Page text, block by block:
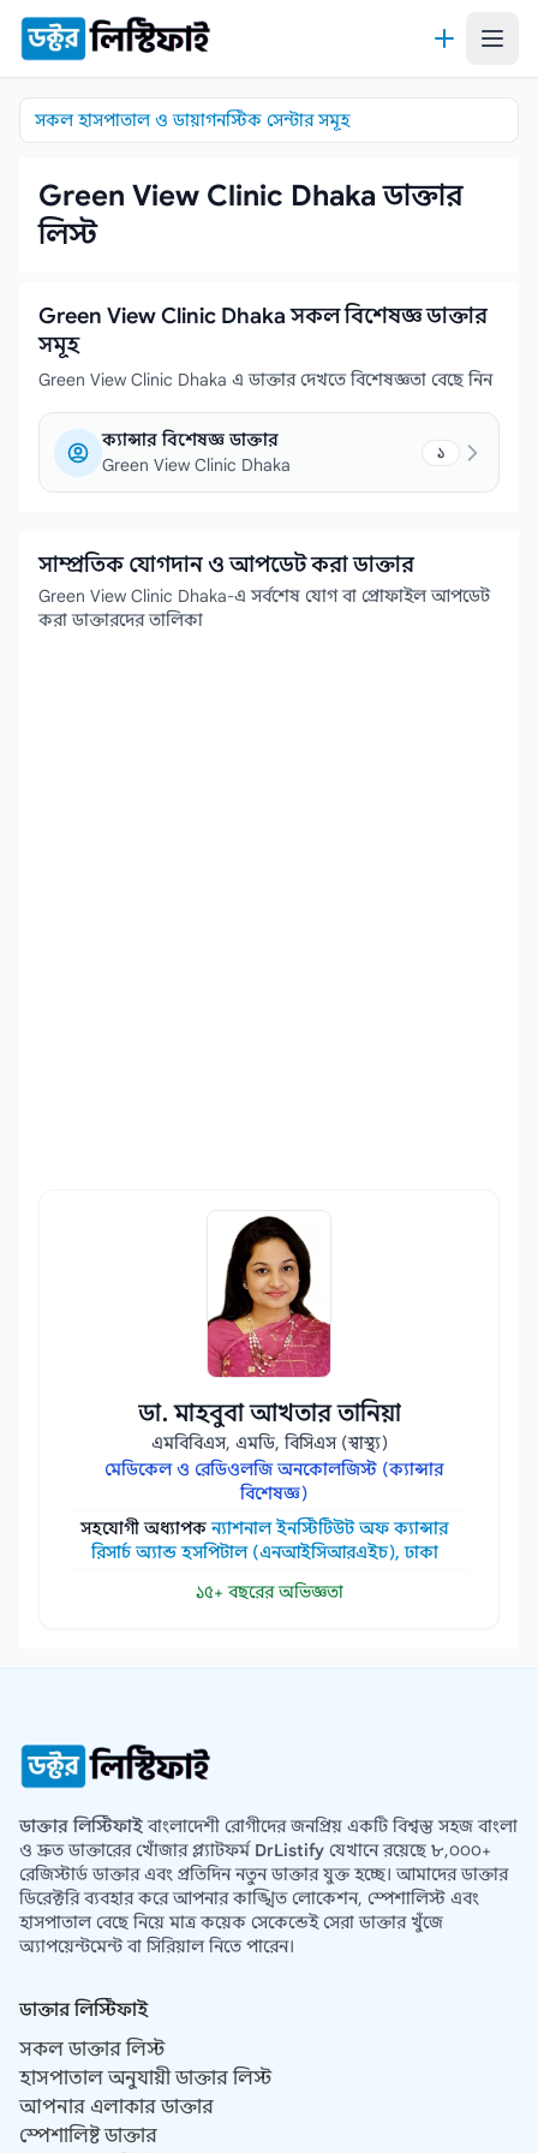
কন্টেন্টে যান
সকল হাসপাতাল ও ডায়াগনস্টিক সেন্টার সমূহ
Green View Clinic Dhaka ডাক্তার
লিস্ট
Green View Clinic Dhaka সকল বিশেষজ্ঞ ডাক্তার
সমূহ
Green View Clinic Dhaka এ ডাক্তার দেখতে বিশেষজ্ঞতা বেছে নিন
ক্যান্সার বিশেষজ্ঞ ডাক্তার
Green View Clinic Dhaka
১
সাম্প্রতিক যোগদান ও আপডেট করা ডাক্তার
Green View Clinic Dhaka-এ সর্বশেষ যোগ বা প্রোফাইল আপডেট
করা ডাক্তারদের তালিকা
ডা. মাহবুবা আখতার তানিয়া
এমবিবিএস, এমডি, বিসিএস (স্বাস্থ্য)
মেডিকেল ও রেডিওলজি অনকোলজিস্ট (ক্যান্সার
বিশেষজ্ঞ)
সহযোগী অধ্যাপকন্যাশনাল ইনস্টিটিউট অফ ক্যান্সার
রিসার্চ অ্যান্ড হসপিটাল (এনআইসিআরএইচ), ঢাকা
১৫+ বছরের অভিজ্ঞতা
ডাক্তার লিস্টিফাইবাংলাদেশী রোগীদের জনপ্রিয় একটি বিশ্বস্ত সহজ বাংলা
ও দ্রুত ডাক্তারের খোঁজার প্ল্যাটফর্ম DrListify যেখানে রয়েছে ৮,০০০+
রেজিস্টার্ড ডাক্তার এবং প্রতিদিন নতুন ডাক্তার যুক্ত হচ্ছে। আমাদের ডাক্তার
ডিরেক্টরি ব্যবহার করে আপনার কাঙ্খিত লোকেশন, স্পেশালিস্ট এবং
হাসপাতাল বেছে নিয়ে মাত্র কয়েক সেকেন্ডেই সেরা ডাক্তার খুঁজে
অ্যাপয়েন্টমেন্ট বা সিরিয়াল নিতে পারেন।
ডাক্তার লিস্টিফাই
সকল ডাক্তার লিস্ট
হাসপাতাল অনুযায়ী ডাক্তার লিস্ট
আপনার এলাকার ডাক্তার
স্পেশালিষ্ট ডাক্তার